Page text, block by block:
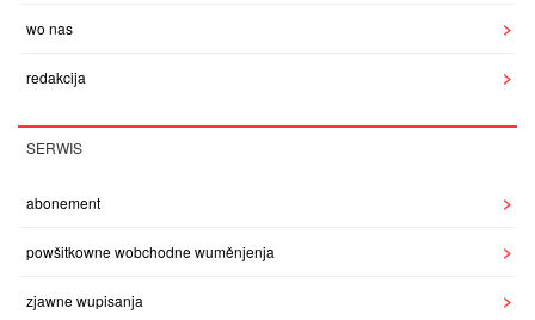
wo nas
redakcija
SERWIS
abonement
powšitkowne wobchodne wuměnjenja
zjawne wupisanja